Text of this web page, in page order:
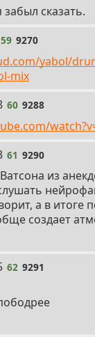
сказать.
59 9270
yabol/
mix
60 9288
61 9290
из
а в итоге
создает
62 9291